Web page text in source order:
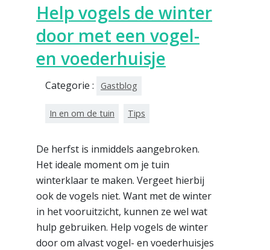
Help vogels de winter
door met een vogel-
en voederhuisje
Categorie : Gastblog
In en om de tuin Tips
De herfst is inmiddels aangebroken.
Het ideale moment om je tuin
winterklaar te maken. Vergeet hierbij
ook de vogels niet. Want met de winter
in het vooruitzicht, kunnen ze wel wat
hulp gebruiken. Help vogels de winter
door om alvast vogel- en voederhuisjes